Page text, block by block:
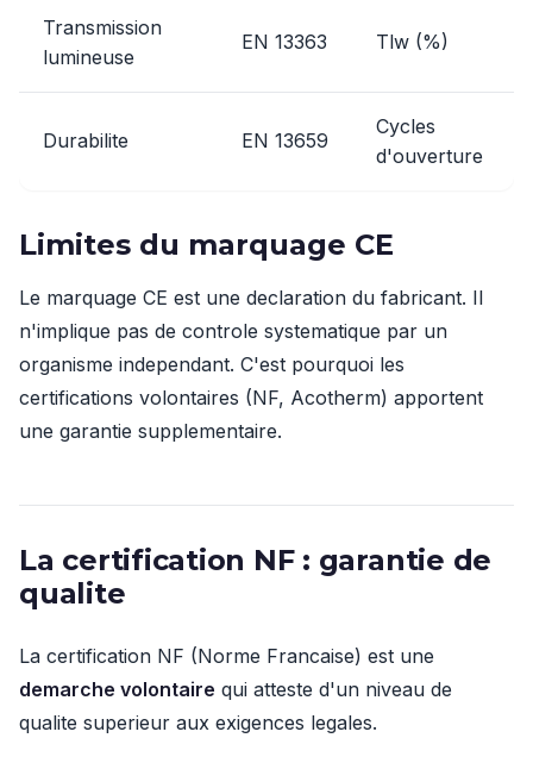
Transmission
lumineuse
EN 13363 Tlw (%)
Durabilite EN 13659
Cycles
d'ouverture
Limites du marquage CE
Le marquage CE est une declaration du fabricant. Il
n'implique pas de controle systematique par un
organisme independant. C'est pourquoi les
certifications volontaires (NF, Acotherm) apportent
une garantie supplementaire.
La certification NF : garantie de
qualite
La certification NF (Norme Francaise) est une
demarche volontaire qui atteste d'un niveau de
qualite superieur aux exigences legales.